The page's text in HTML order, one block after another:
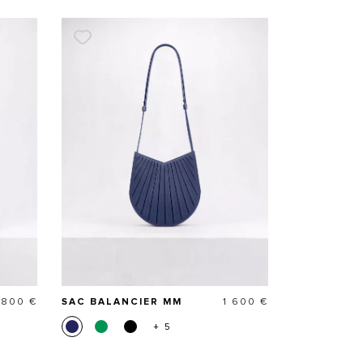
€ Prix
1 600 €
SAC BALANCIER MM
+ 5